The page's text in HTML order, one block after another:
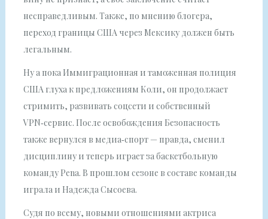
несправедливым. Также, по мнению блогера,
переход границы США через Мексику должен быть
легальным.
Ну а пока Иммиграционная и таможенная полиция
США глуха к предложениям Коли, он продолжает
стримить, развивать соцсети и собственный
VPN‑сервис. После освобождения Безопасность
также вернулся в медиа‑спорт — правда, сменил
дисциплину и теперь играет за баскетбольную
команду Pena. В прошлом сезоне в составе команды
играла и Надежда Сысоева.
Судя по всему, новыми отношениями актриса